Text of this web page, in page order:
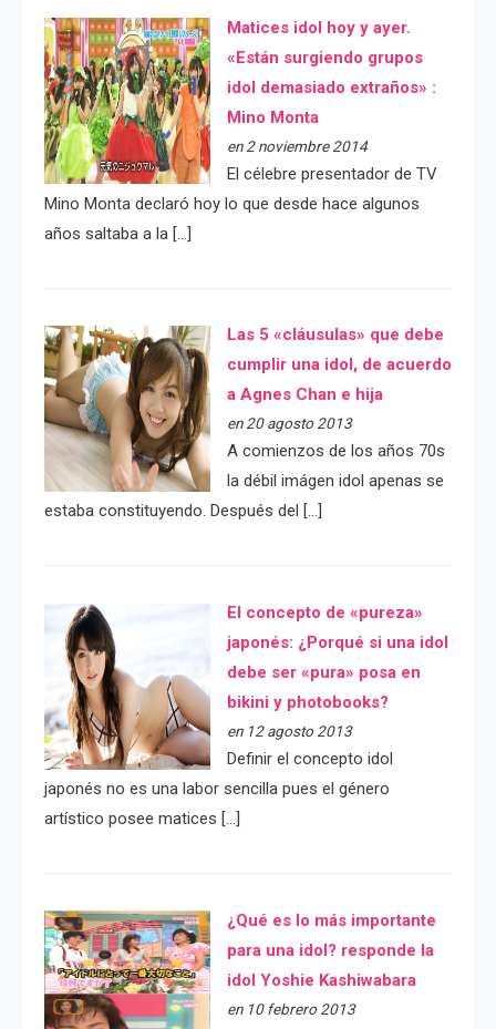
Matices idol hoy y ayer.
«Están surgiendo grupos
idol demasiado extraños» :
Mino Monta
en 2 noviembre 2014
El célebre presentador de TV
Mino Monta declaró hoy lo que desde hace algunos
años saltaba a la […]
Las 5 «cláusulas» que debe
cumplir una idol, de acuerdo
a Agnes Chan e hija
en 20 agosto 2013
A comienzos de los años 70s
la débil imágen idol apenas se
estaba constituyendo. Después del […]
El concepto de «pureza»
japonés: ¿Porqué si una idol
debe ser «pura» posa en
bikini y photobooks?
en 12 agosto 2013
Definir el concepto idol
japonés no es una labor sencilla pues el género
artístico posee matices […]
¿Qué es lo más importante
para una idol? responde la
idol Yoshie Kashiwabara
en 10 febrero 2013